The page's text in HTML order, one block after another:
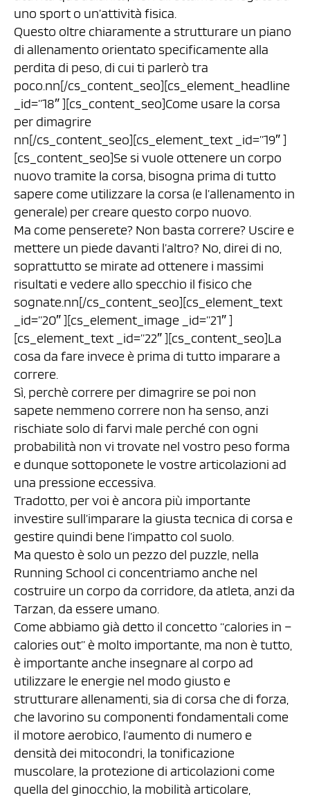
uno sport o un’attività fisica.
Questo oltre chiaramente a strutturare un piano
di allenamento orientato specificamente alla
perdita di peso, di cui ti parlerò tra
poco.nn[/cs_content_seo][cs_element_headline
_id=”18″ ][cs_content_seo]Come usare la corsa
per dimagrire
nn[/cs_content_seo][cs_element_text _id=”19″ ]
[cs_content_seo]Se si vuole ottenere un corpo
nuovo tramite la corsa, bisogna prima di tutto
sapere come utilizzare la corsa (e l’allenamento in
generale) per creare questo corpo nuovo.
Ma come penserete? Non basta correre? Uscire e
mettere un piede davanti l’altro? No, direi di no,
soprattutto se mirate ad ottenere i massimi
risultati e vedere allo specchio il fisico che
sognate.nn[/cs_content_seo][cs_element_text
_id=”20″ ][cs_element_image _id=”21″ ]
[cs_element_text _id=”22″ ][cs_content_seo]La
cosa da fare invece è prima di tutto imparare a
correre.
Sì, perchè correre per dimagrire se poi non
sapete nemmeno correre non ha senso, anzi
rischiate solo di farvi male perché con ogni
probabilità non vi trovate nel vostro peso forma
e dunque sottoponete le vostre articolazioni ad
una pressione eccessiva.
Tradotto, per voi è ancora più importante
investire sull’imparare la giusta tecnica di corsa e
gestire quindi bene l’impatto col suolo.
Ma questo è solo un pezzo del puzzle, nella
Running School ci concentriamo anche nel
costruire un corpo da corridore, da atleta, anzi da
Tarzan, da essere umano.
Come abbiamo già detto il concetto “calories in –
calories out” è molto importante, ma non è tutto,
è importante anche insegnare al corpo ad
utilizzare le energie nel modo giusto e
strutturare allenamenti, sia di corsa che di forza,
che lavorino su componenti fondamentali come
il motore aerobico, l’aumento di numero e
densità dei mitocondri, la tonificazione
muscolare, la protezione di articolazioni come
quella del ginocchio, la mobilità articolare,